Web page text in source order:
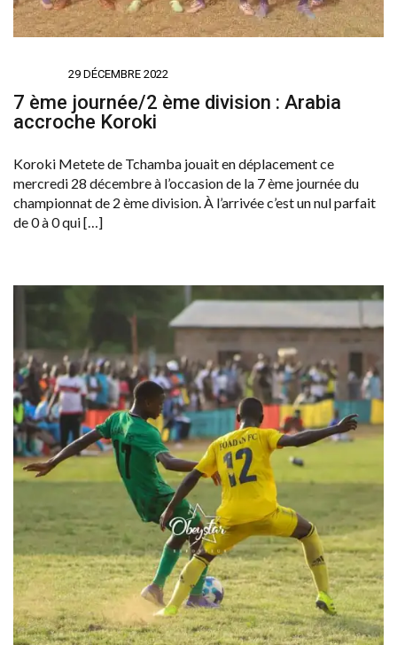
29 DÉCEMBRE 2022
7 ème journée/2 ème division : Arabia
accroche Koroki
Koroki Metete de Tchamba jouait en déplacement ce
mercredi 28 décembre à l’occasion de la 7 ème journée du
championnat de 2 ème division. À l’arrivée c’est un nul parfait
de 0 à 0 qui […]